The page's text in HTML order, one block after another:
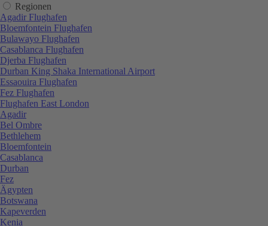
Regionen
Agadir Flughafen
Bloemfontein Flughafen
Bulawayo Flughafen
Casablanca Flughafen
Djerba Flughafen
Durban King Shaka International Airport
Essaouira Flughafen
Fez Flughafen
Flughafen East London
Agadir
Bel Ombre
Bethlehem
Bloemfontein
Casablanca
Durban
Fez
Ägypten
Botswana
Kapeverden
Kenia